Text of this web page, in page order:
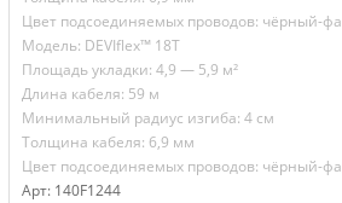
Модель: DEVIflex™ 18T
Площадь укладки: 4,9 — 5,9 м²
Длина кабеля: 59 м
Минимальный радиус изгиба: 4 см
Толщина кабеля: 6,9 мм
Арт: 140F1244